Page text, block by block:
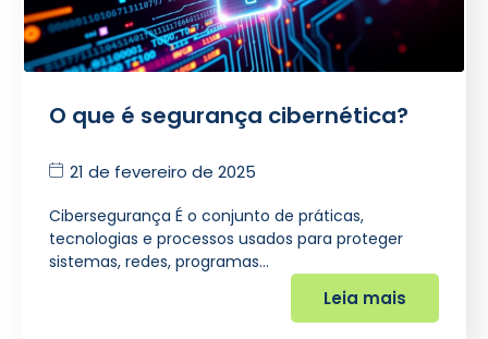
O que é segurança cibernética?
21 de fevereiro de 2025
Cibersegurança É o conjunto de práticas,
tecnologias e processos usados para proteger
sistemas, redes, programas…
Leia mais